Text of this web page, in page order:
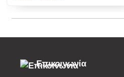
Επικοινωνία